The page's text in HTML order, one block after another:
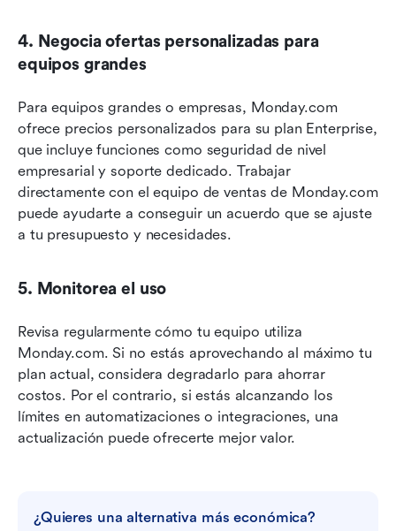
4. Negocia ofertas personalizadas para
equipos grandes
Para equipos grandes o empresas, Monday.com
ofrece precios personalizados para su plan Enterprise,
que incluye funciones como seguridad de nivel
empresarial y soporte dedicado. Trabajar
directamente con el equipo de ventas de Monday.com
puede ayudarte a conseguir un acuerdo que se ajuste
a tu presupuesto y necesidades.
5. Monitorea el uso
Revisa regularmente cómo tu equipo utiliza
Monday.com. Si no estás aprovechando al máximo tu
plan actual, considera degradarlo para ahorrar
costos. Por el contrario, si estás alcanzando los
límites en automatizaciones o integraciones, una
actualización puede ofrecerte mejor valor.
¿Quieres una alternativa más económica?